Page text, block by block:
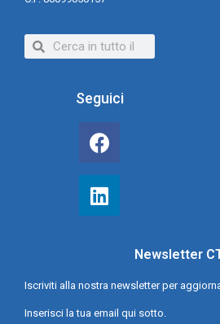
Seguici
Newsletter
Iscriviti alla nostra newsletter per
Inserisci la tua email qui sotto.